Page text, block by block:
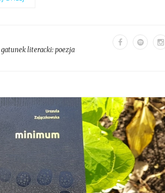
gatunek literacki:poezja